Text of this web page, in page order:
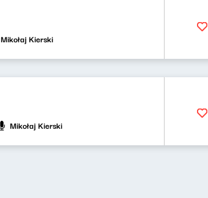
Mikołaj Kierski
Mikołaj Kierski